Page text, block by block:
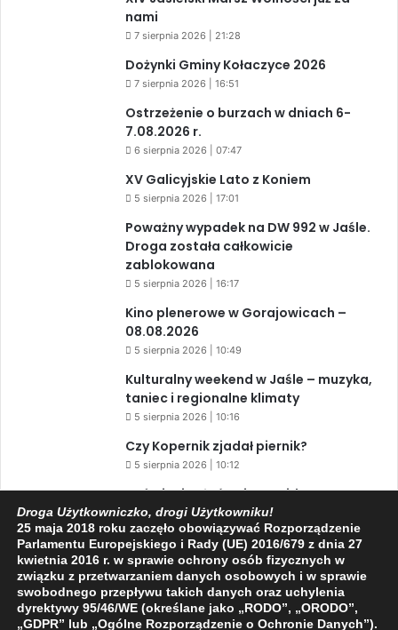
nami
7 sierpnia 2026 | 21:28
Dożynki Gminy Kołaczyce 2026
7 sierpnia 2026 | 16:51
Ostrzeżenie o burzach w dniach 6-
7.08.2026 r.
6 sierpnia 2026 | 07:47
XV Galicyjskie Lato z Koniem
5 sierpnia 2026 | 17:01
Poważny wypadek na DW 992 w Jaśle.
Droga została całkowicie
zablokowana
5 sierpnia 2026 | 16:17
Kino plenerowe w Gorajowicach –
08.08.2026
5 sierpnia 2026 | 10:49
Kulturalny weekend w Jaśle – muzyka,
taniec i regionalne klimaty
5 sierpnia 2026 | 10:16
Czy Kopernik zjadał piernik?
5 sierpnia 2026 | 10:12
Zaćmienie Słońca i Perseidy. Dwa
niesamowite zjawiska astronomiczne
w ciągu jednego dnia!
3 sierpnia 2026 | 15:39
Facebook
X YouTube
Droga Użytkowniczko, drogi Użytkowniku!
25 maja 2018 roku zaczęło obowiązywać Rozporządzenie
Parlamentu Europejskiego i Rady (UE) 2016/679 z dnia 27
kwietnia 2016 r. w sprawie ochrony osób fizycznych w
związku z przetwarzaniem danych osobowych i w sprawie
swobodnego przepływu takich danych oraz uchylenia
dyrektywy 95/46/WE (określane jako „RODO”, „ORODO”,
„GDPR” lub „Ogólne Rozporządzenie o Ochronie Danych”).